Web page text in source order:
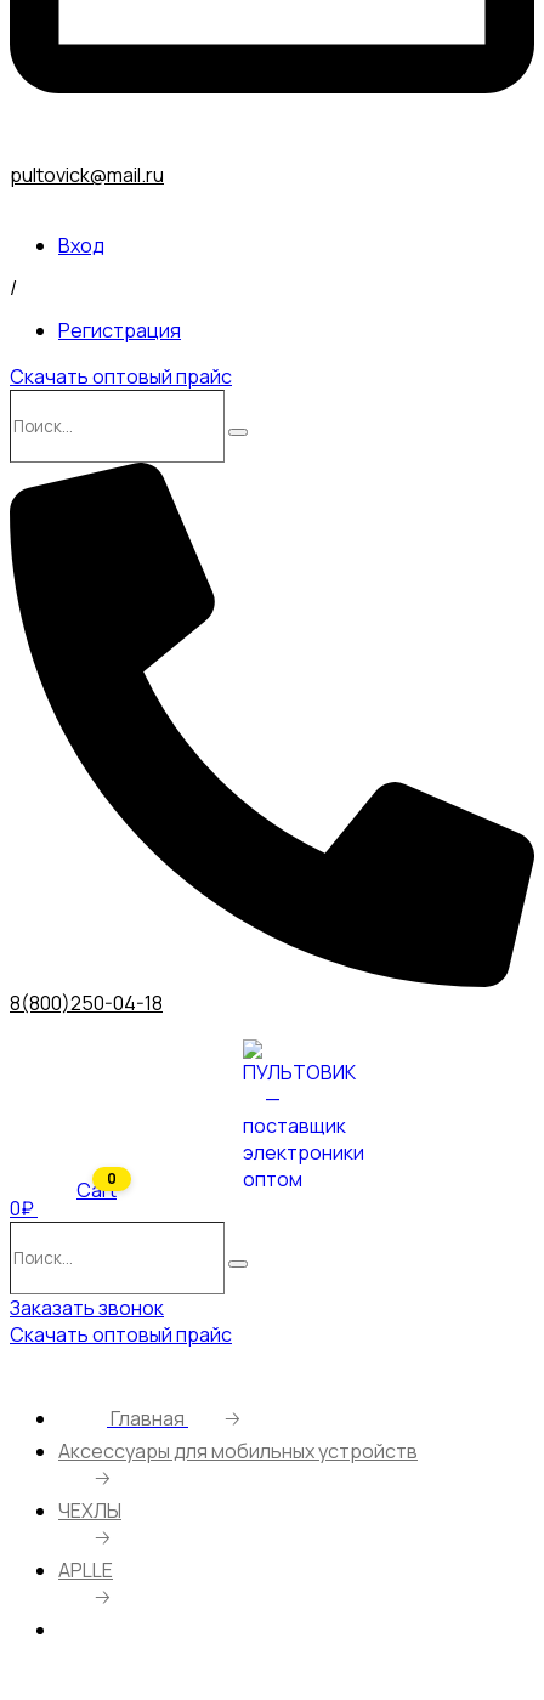
pultovick@mail.ru
Вход
/
Регистрация
Скачать оптовый прайс
Поиск
8(800)250-04-18
0₽
0
Cart
Поиск
Заказать звонок
Скачать оптовый прайс
Главная
🡢
Аксессуары для мобильных устройств
🡢
ЧЕХЛЫ
🡢
APLLE
🡢